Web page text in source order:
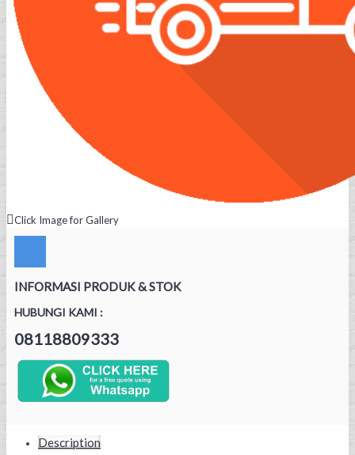
Click Image for Gallery
INFORMASI PRODUK & STOK
HUBUNGI KAMI :
08118809333
Description